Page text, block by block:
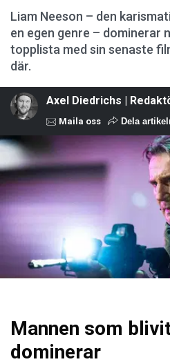
Liam Neeson – den
en egen genre – dominerar
topplista med sin senaste
där.
Axel Diedrichs |
Maila oss Dela
Mannen som
dominerar